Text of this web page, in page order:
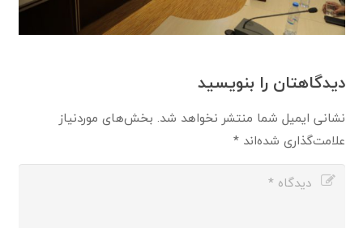
دیدگاهتان را بنویسید
نشانی ایمیل شما منتشر نخواهد شد. بخش‌های موردنیاز
علامت‌گذاری شده‌اند*